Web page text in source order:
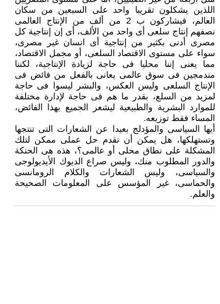
اللذين يشكلون تقريبا واحد على السبعين من سكان
العالم، فيشاركون ب 2 من ألف من الإنتاج العالمى
نصفهم إنتاج سلعى أى واحد من الألف، أى إن إنتاجية كل
مصرى أدنى بكثير من إنتاجية أى انسان غير مصرى،
سواء على مستوى الاقتصاد السلعى، أو مجمل الاقتصاد،
مما يعنى إننا محليا فى حاجة لزيادة الإنتاجية، لكننا
مندمجين فى سوق عالمى يعانى بالفعل من فائض فى
الإنتاج السلعى وليس العكس، والبشر ليسوا فى حاجة
لمزيد من السلع، بقدر ما هم فى حاجة لإدارة مختلفة
للموارد البشرية والطبيعية ليشعر الجميع بهذا الفائض،
المساء فقط توزيعه.
أيها السياسى والمؤدلج بعيدا عن الشعارات التى تنتجها
وتستهلكها، هل يمكن أن تقدم حل عملى ممكن لتلك
المشكلة على نطاق محلى أو عالمى؟، هذه هى الحنكة
والدور المطلوب منك، وليس صراع الديوك الأيديولوجى
والسياسى، وليس الشعارات والكلام الرومانسى
والحماسى، غير المؤسس على المعلومات الصحيحة
والعلم.